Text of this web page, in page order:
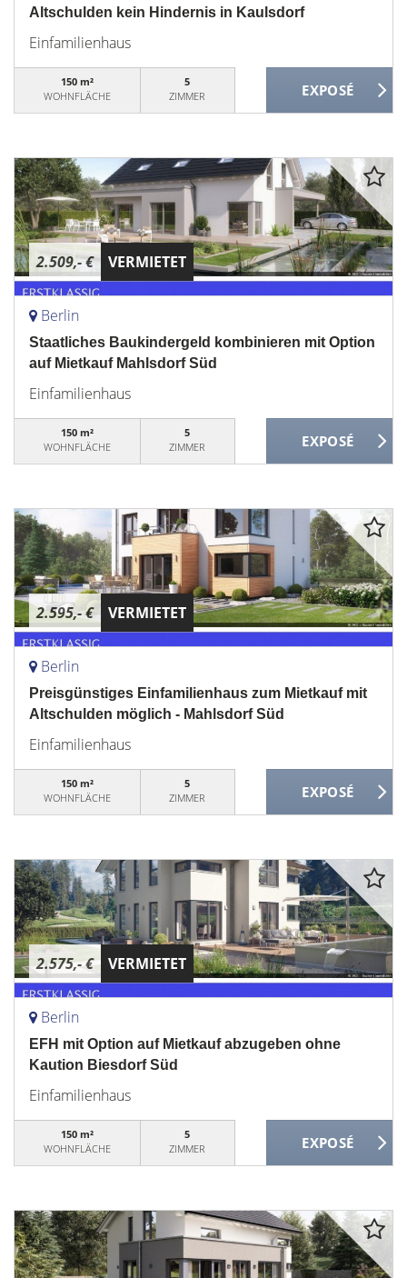
Altschulden kein Hindernis in Kaulsdorf
Einfamilienhaus
150 m²
WOHNFLÄCHE
5
ZIMMER
2.509,- € VERMIETET
Berlin
Staatliches Baukindergeld kombinieren mit Option
auf Mietkauf Mahlsdorf Süd
Einfamilienhaus
150 m²
WOHNFLÄCHE
5
ZIMMER
2.595,- € VERMIETET
Berlin
Preisgünstiges Einfamilienhaus zum Mietkauf mit
Altschulden möglich - Mahlsdorf Süd
Einfamilienhaus
150 m²
WOHNFLÄCHE
5
ZIMMER
2.575,- € VERMIETET
Berlin
EFH mit Option auf Mietkauf abzugeben ohne
Kaution Biesdorf Süd
Einfamilienhaus
150 m²
WOHNFLÄCHE
5
ZIMMER